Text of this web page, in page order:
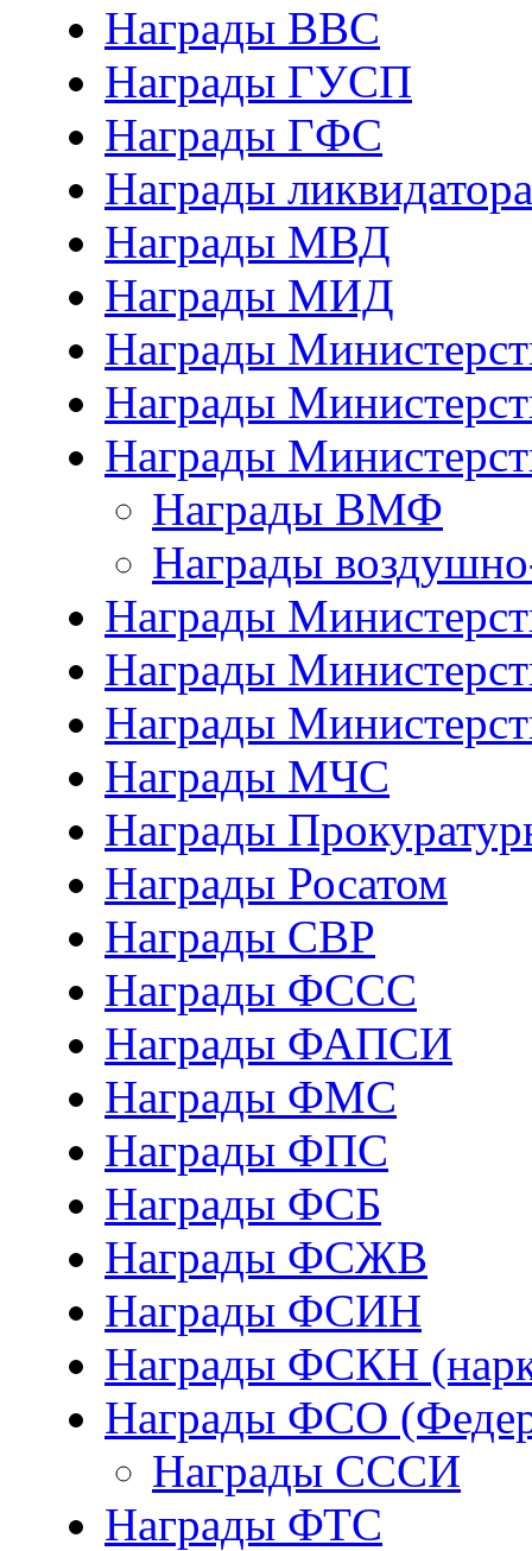
Награды ВВС
Награды ГУСП
Награды ГФС
Награды
Награды МВД
Награды МИД
Награды
Награды
Награды
Награды ВМФ
Награды
Награды
Награды
Награды
Награды МЧС
Награды
Награды Росатом
Награды СВР
Награды ФCСС
Награды ФАПСИ
Награды ФМС
Награды ФПС
Награды ФСБ
Награды ФСЖВ
Награды ФСИН
Награды ФСКН
Награды ФСО
Награды СССИ
Награды ФТС